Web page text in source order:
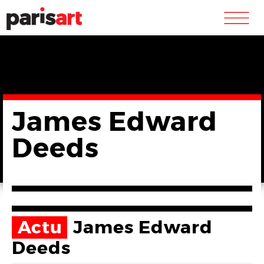
m
James Edward
Deeds
Actu James Edward
Deeds